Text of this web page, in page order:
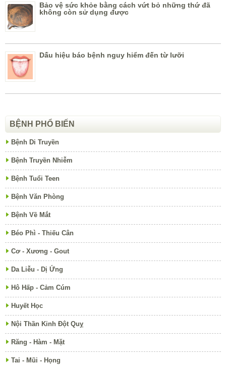
Bảo vệ sức khỏe bằng cách vứt bỏ những thứ đã
không còn sử dụng được
Dấu hiệu báo bệnh nguy hiểm đến từ lưỡi
BỆNH PHỔ BIẾN
Bệnh Di Truyền
Bệnh Truyền Nhiễm
Bệnh Tuổi Teen
Bệnh Văn Phòng
Bệnh Về Mắt
Béo Phì - Thiếu Cân
Cơ - Xương - Gout
Da Liễu - Dị Ứng
Hô Hấp - Cảm Cúm
Huyết Học
Nội Thần Kinh Đột Quỵ
Răng - Hàm - Mặt
Tai - Mũi - Họng